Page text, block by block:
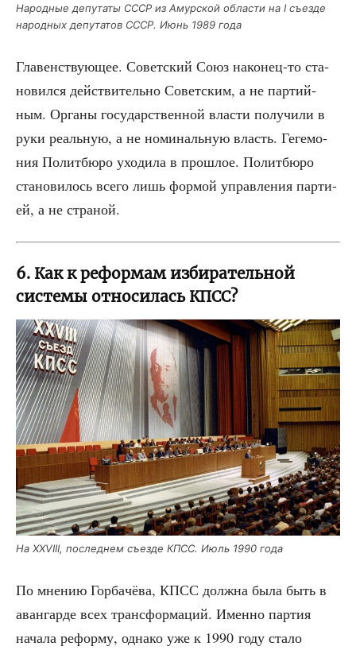
Народ­ные депу­та­ты СССР из Амур­ской обла­сти на I съез­де
народ­ных депу­та­тов СССР. Июнь 1989 года
Гла­вен­ству­ю­щее. Совет­ский Союз нако­нец-то ста­
но­вил­ся дей­стви­тель­но Совет­ским, а не пар­тий­
ным. Орга­ны госу­дар­ствен­ной вла­сти полу­чи­ли в
руки реаль­ную, а не номи­наль­ную власть. Геге­мо­
ния Полит­бю­ро ухо­ди­ла в про­шлое. Полит­бю­ро
ста­но­ви­лось все­го лишь фор­мой управ­ле­ния пар­ти­
ей, а не страной.
6. Как к реформам избирательной
системы относилась КПСС?
На XXVIII, послед­нем съез­де КПСС. Июль 1990 года
По мне­нию Гор­ба­чё­ва, КПСС долж­на была быть в
аван­гар­де всех транс­фор­ма­ций. Имен­но пар­тия
нача­ла рефор­му, одна­ко уже к 1990 году ста­ло